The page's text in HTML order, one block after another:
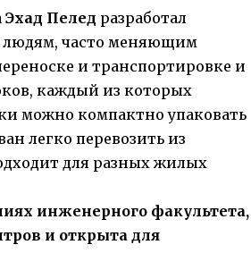
Эхад Пелед разработал
людям, часто меняющим
и транспортировке и
каждый из которых
можно компактно упаковать
легко перевозить из
для разных жилых
инженерного факультета,
и открыта для